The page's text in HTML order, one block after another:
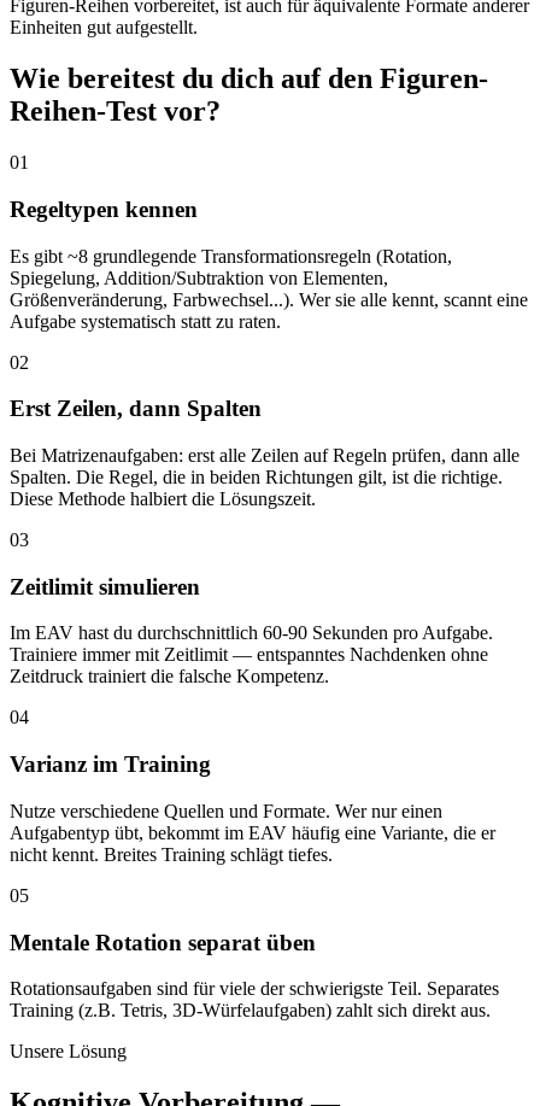
Figuren-Reihen vorbereitet, ist auch für äquivalente Formate anderer
Einheiten gut aufgestellt.
Wie bereitest du dich auf den Figuren-
Reihen-Test vor?
01
Regeltypen kennen
Es gibt ~8 grundlegende Transformationsregeln (Rotation,
Spiegelung, Addition/Subtraktion von Elementen,
Größenveränderung, Farbwechsel...). Wer sie alle kennt, scannt eine
Aufgabe systematisch statt zu raten.
02
Erst Zeilen, dann Spalten
Bei Matrizenaufgaben: erst alle Zeilen auf Regeln prüfen, dann alle
Spalten. Die Regel, die in beiden Richtungen gilt, ist die richtige.
Diese Methode halbiert die Lösungszeit.
03
Zeitlimit simulieren
Im EAV hast du durchschnittlich 60-90 Sekunden pro Aufgabe.
Trainiere immer mit Zeitlimit — entspanntes Nachdenken ohne
Zeitdruck trainiert die falsche Kompetenz.
04
Varianz im Training
Nutze verschiedene Quellen und Formate. Wer nur einen
Aufgabentyp übt, bekommt im EAV häufig eine Variante, die er
nicht kennt. Breites Training schlägt tiefes.
05
Mentale Rotation separat üben
Rotationsaufgaben sind für viele der schwierigste Teil. Separates
Training (z.B. Tetris, 3D-Würfelaufgaben) zahlt sich direkt aus.
Unsere Lösung